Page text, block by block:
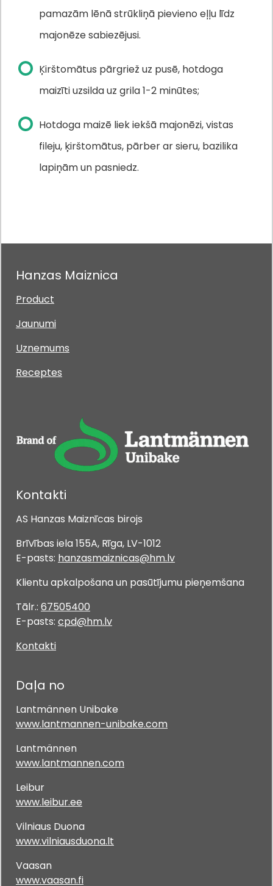
pamazām lēnā strūkliņā pievieno eļļu līdz
majonēze sabiezējusi.
Ķirštomātus pārgriež uz pusē, hotdoga
maizīti uzsilda uz grila 1-2 minūtes;
Hotdoga maizē liek iekšā majonēzi, vistas
fileju, ķirštomātus, pārber ar sieru, bazilika
lapiņām un pasniedz.
Hanzas Maiznica
Product
Jaunumi
Uznemums
Receptes
Kontakti
AS Hanzas Maiznīcas birojs
Brīvības iela 155A, Rīga, LV-1012
E-pasts: hanzasmaiznicas@hm.lv
Klientu apkalpošana un pasūtījumu pieņemšana
Tālr.: 67505400
E-pasts: cpd@hm.lv
Kontakti
Daļa no
Lantmännen Unibake
www.lantmannen-unibake.com
Lantmännen
www.lantmannen.com
Leibur
www.leibur.ee
Vilniaus Duona
www.vilniausduona.lt
Vaasan
www.vaasan.fi